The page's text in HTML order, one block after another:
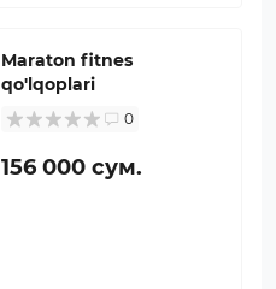
Maraton fitnes
qo'lqoplari
0
156 000 сум.